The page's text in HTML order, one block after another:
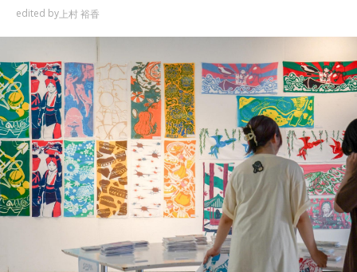
edited by 上村 裕香